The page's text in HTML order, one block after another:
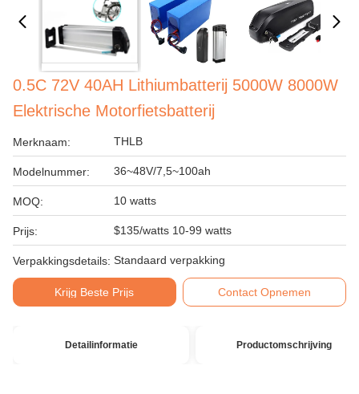
0.5C 72V 40AH Lithiumbatterij 5000W 8000W
Elektrische Motorfietsbatterij
Merknaam: THLB
Modelnummer: 36~48V/7,5~100ah
MOQ: 10 watts
Prijs: $135/watts 10-99 watts
Verpakkingsdetails: Standaard verpakking
Krijg Beste Prijs Contact Opnemen
Detailinformatie Productomschrijving